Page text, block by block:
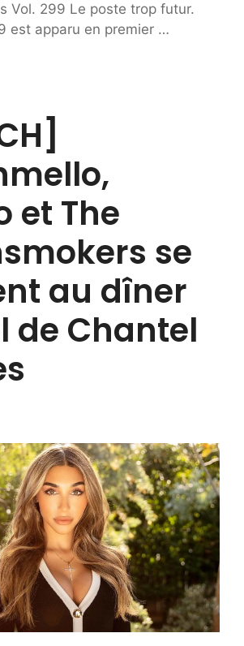
Vol. 299 Le poste trop futur.
est apparu en premier …
et The
se
au dîner
de Chantel